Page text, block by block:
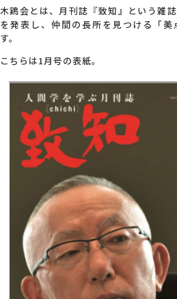
スタッフ紹介
会社概要
アクセス
採用情報
お問い合わせ
木鶏会とは、月刊誌『致知』という雑
を発表し、仲間の長所を見つける「美
す。
こちらは1月号の表紙。